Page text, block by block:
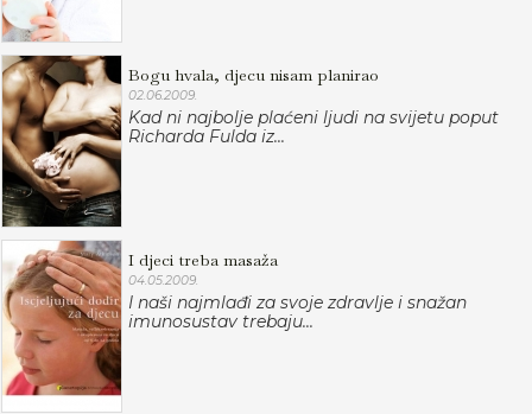
Bogu hvala, djecu nisam planirao
02.06.2009.
Kad ni najbolje plaćeni ljudi na svijetu poput
Richarda Fulda iz...
I djeci treba masaža
04.05.2009.
I naši najmlađi za svoje zdravlje i snažan
imunosustav trebaju...